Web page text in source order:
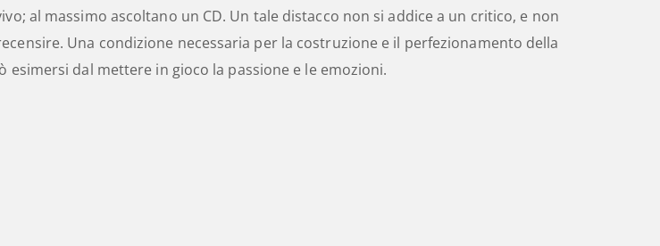
al massimo ascoltano un CD. Un tale distacco non si addice a un critico, e non
Una condizione necessaria per la costruzione e il perfezionamento della
dal mettere in gioco la passione e le emozioni.